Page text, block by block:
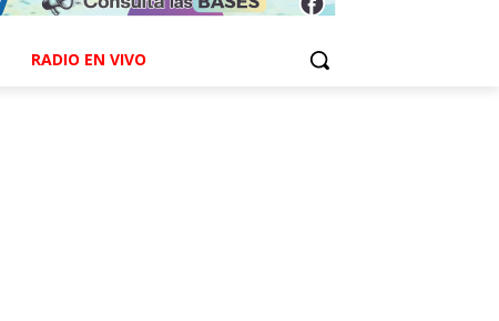
RADIO EN VIVO